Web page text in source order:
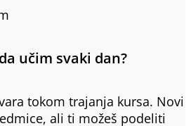
učim svaki dan?
tokom trajanja kursa. Novi
ali ti možeš podeliti